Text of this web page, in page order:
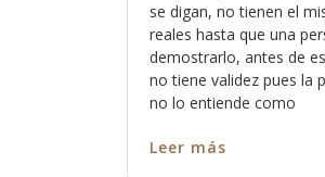
se digan, no tienen el
reales hasta que una
demostrarlo, antes de
no tiene validez pues la
no lo entiende como
Leer más